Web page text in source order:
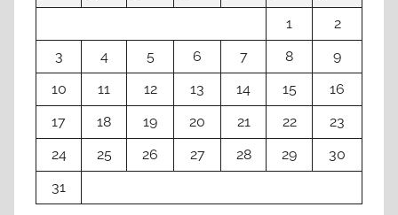
1
2
3
4 5 6 7 8
9
10
11 12 13 14 15
16
17
18 19 20 21 22
23
24
25 26 27 28 29
30
31